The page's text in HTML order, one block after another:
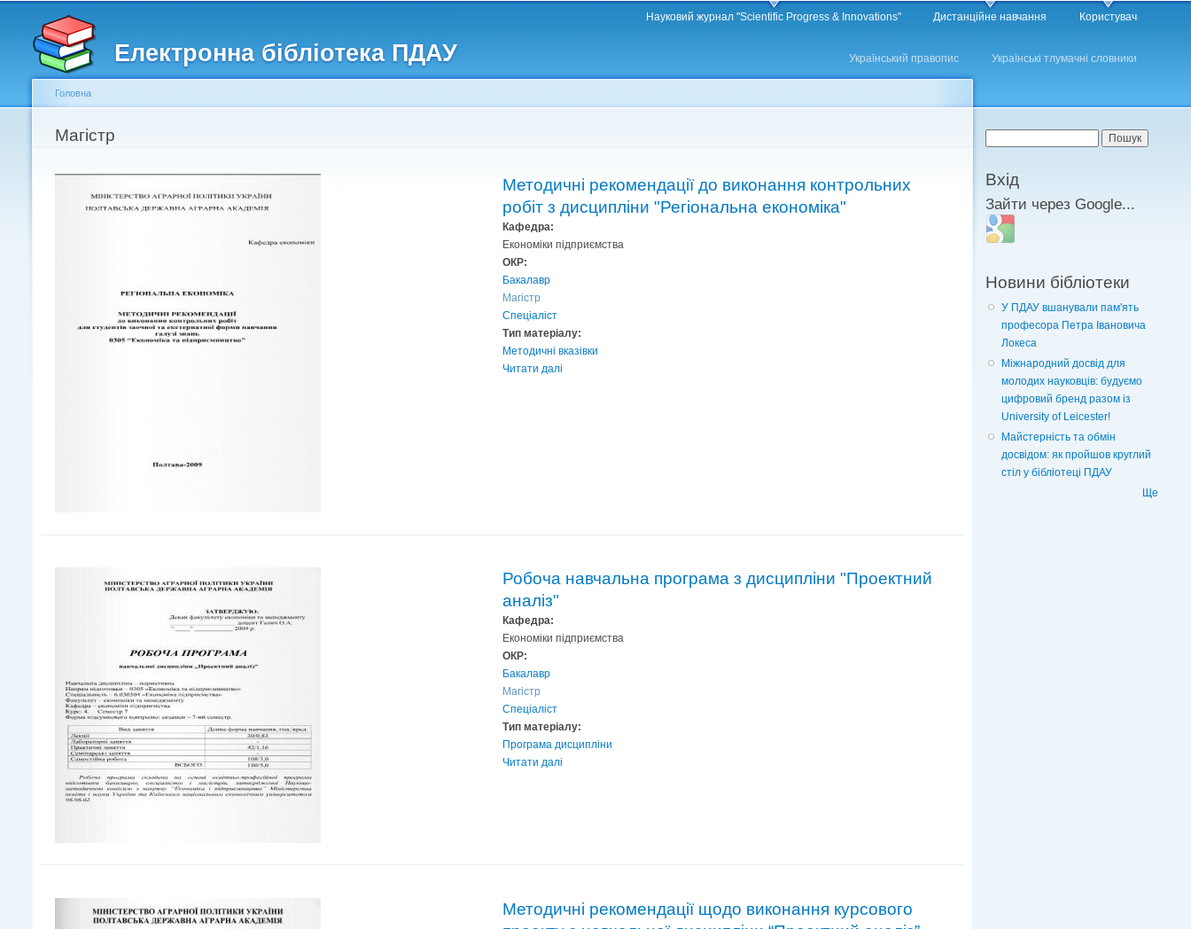
Електронна бібліотека ПДАУ
Головне меню Науковий журнал "Scientific Progress & Innovations" Дистанційне навчання Користувач
Другорядне меню
Український правопис Українські тлумачні словники
Ви є тут
Головна
Магістр
Методичні рекомендації до виконання контрольних
робіт з дисципліни "Регіональна економіка"
Кафедра:
Економіки підприємства
ОКР:
Бакалавр
Магістр
Спеціаліст
Тип матеріалу:
Методичні вказівки
Читати далі
Робоча навчальна програма з дисципліни "Проектний
аналіз"
Кафедра:
Економіки підприємства
ОКР:
Бакалавр
Магістр
Спеціаліст
Тип матеріалу:
Програма дисципліни
Читати далі
Методичні рекомендації щодо виконання курсового
Пошукова форма
Вхід
Зайти через Google...
Login with Google
Новини бібліотеки
У ПДАУ вшанували пам'ять
професора Петра Івановича
Локеса
Міжнародний досвід для
молодих науковців: будуємо
цифровий бренд разом із
University of Leicester!
Майстерність та обмін
досвідом: як пройшов круглий
стіл у бібліотеці ПДАУ
Ще